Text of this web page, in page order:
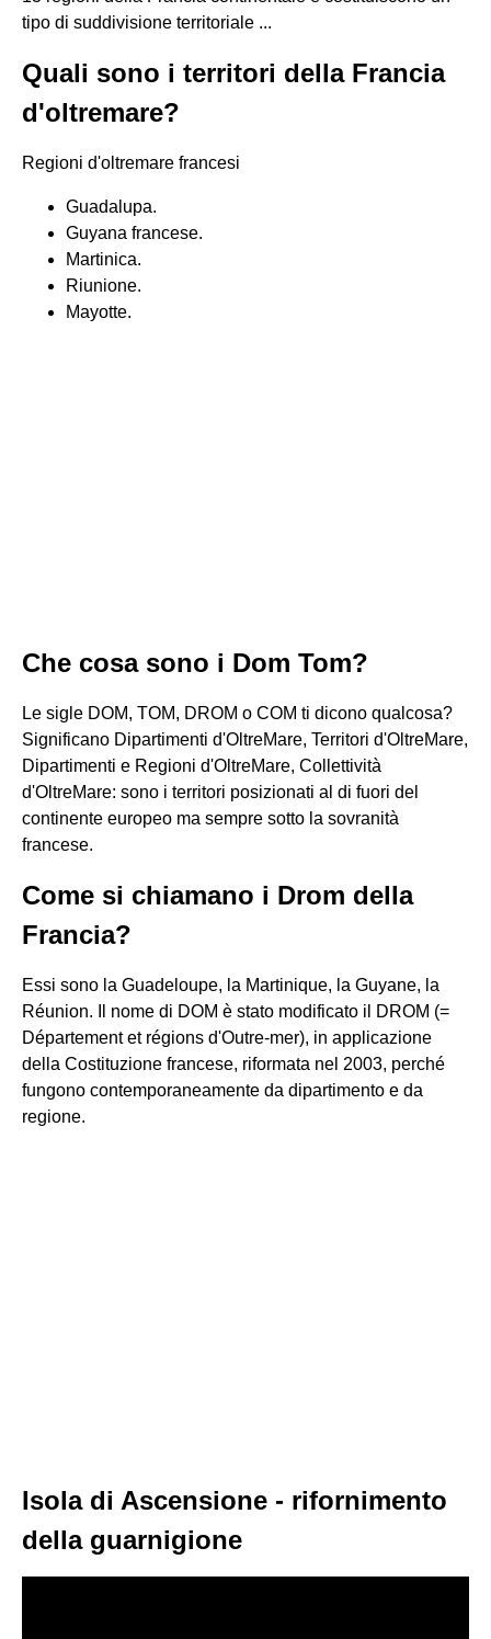
tipo di suddivisione territoriale ...
Quali sono i territori della Francia
d'oltremare?
Regioni d'oltremare francesi
Guadalupa.
Guyana francese.
Martinica.
Riunione.
Mayotte.
Che cosa sono i Dom Tom?
Le sigle DOM, TOM, DROM o COM ti dicono qualcosa?
Significano Dipartimenti d'OltreMare, Territori d'OltreMare,
Dipartimenti e Regioni d'OltreMare, Collettività
d'OltreMare: sono i territori posizionati al di fuori del
continente europeo ma sempre sotto la sovranità
francese.
Come si chiamano i Drom della
Francia?
Essi sono la Guadeloupe, la Martinique, la Guyane, la
Réunion. Il nome di DOM è stato modificato il DROM (=
Département et régions d'Outre-mer), in applicazione
della Costituzione francese, riformata nel 2003, perché
fungono contemporaneamente da dipartimento e da
regione.
Isola di Ascensione - rifornimento
della guarnigione